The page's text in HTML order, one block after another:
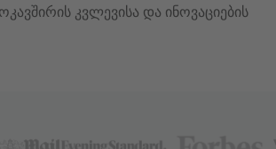
კვლევისა და ინოვაციების